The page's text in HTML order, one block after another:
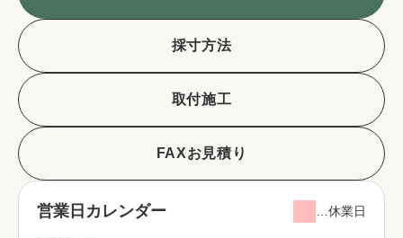
採寸方法
取付施工
FAXお見積り
営業日カレンダー …休業日